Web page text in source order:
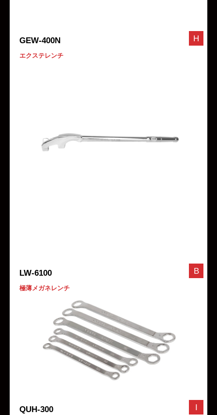
GEW-400N
エクステレンチ
H
LW-6100
極薄メガネレンチ
B
QUH-300